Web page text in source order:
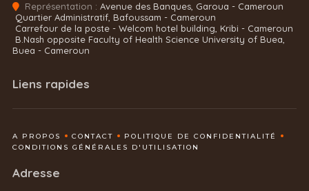
Représentation : Avenue des Banques, Garoua - Cameroun
Quartier Administratif, Bafoussam - Cameroun
Carrefour de la poste - Welcom hotel building, Kribi - Cameroun
B.Nash opposite Faculty of Health Science University of Buea,
Buea - Cameroun
Liens rapides
A PROPOS CONTACT
POLITIQUE DE CONFIDENTIALITÉ
CONDITIONS GÉNÉRALES D'UTILISATION
Adresse